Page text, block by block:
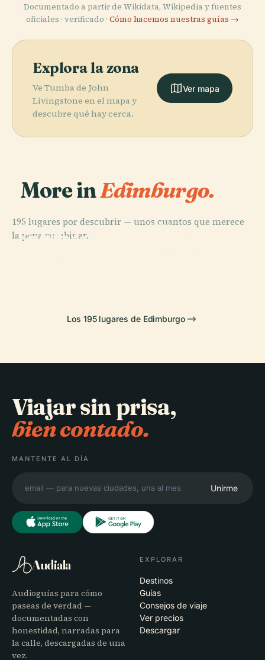
Documentado a partir de Wikidata, Wikipedia y fuentes
oficiales · verificado · Cómo hacemos nuestras guías →
Explora la zona
Ve Tumba de John
Livingstone en el mapa y
descubre qué hay cerca.
Ver mapa
More inEdimburgo.
195 lugares por descubrir — unos cuantos que merece
la pena combinar.
PLACE
Castillo de
PLACE
PLACE
Galería
PLACE
Los 195 lugares de Edimburgo
Viajar sin prisa,
bien contado.
MANTENTE AL DÍA
Unirme
Audiala
Audioguías para cómo
paseas de verdad —
documentadas con
honestidad, narradas para
la calle, descargadas de una
vez.
EXPLORAR
Destinos
Guías
Consejos de viaje
Ver precios
Descargar